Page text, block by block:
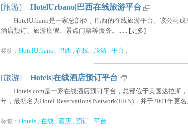
[旅游] | HotelUrbano|巴西在线旅游平台
HotelUrbano是一家总部位于巴西的在线旅游平台。该公司成
酒店预订、旅游度假、景点门票等服务。...... [更多]
标签： HotelUrbano , 巴西 , 在线 , 旅游 , 平台 ,
[旅游] | Hotels|在线酒店预订平台
Hotels.com是一家在线酒店预订平台，总部位于美国达拉斯，
年，最初名为Hotel Reservations Network(HRN)，并于2001年更名
标签： Hotels , 在线 , 酒店 , 预订 , 平台 ,